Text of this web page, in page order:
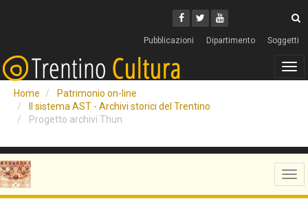
Facebook
Twitter
Youtube
Pubblicazioni Dipartimento Soggetti
Home
Patrimonio on-line
Il sistema AST - Archivi storici del Trentino
Progetto archivi Thun